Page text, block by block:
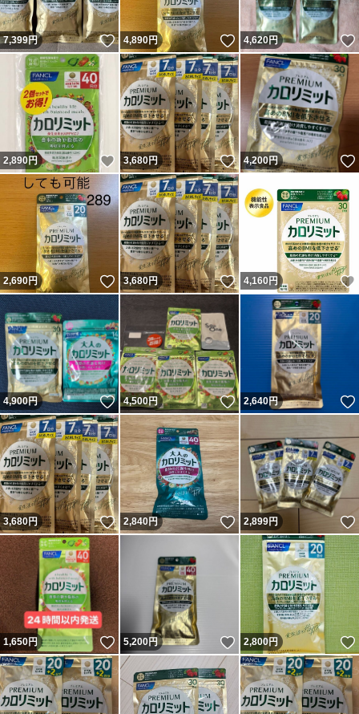
7,399円 いいね！
4,890円 いいね！
4,620円
2,890円 いいね！
3,680円 いいね！
4,200円
2,690円 いいね！
3,680円 いいね！
4,160 円
4,900円 いいね！
4,500円 いいね！
2,640円
3,680円 いいね！
2,840円 いいね！
2,899円
1,650円 いいね！
5,200円 いいね！
2,800円